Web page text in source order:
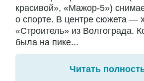
красивой», «Мажор-5»)
о спорте. В центре сюжета —
«Строитель» из Волгограда.
была на пике...
Читать